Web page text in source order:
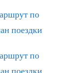
по
поездки
по
поездки